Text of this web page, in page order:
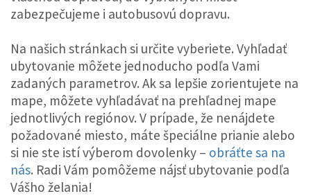
zabezpečujeme i autobusovú dopravu.
Na našich stránkach si určite vyberiete. Vyhľadať
ubytovanie môžete jednoducho podľa Vami
zadaných parametrov. Ak sa lepšie zorientujete na
mape, môžete vyhľadávať na prehľadnej mape
jednotlivých regiónov. V prípade, že nenájdete
požadované miesto, máte špeciálne prianie alebo
si nie ste istí výberom dovolenky – obráťte sa na
nás. Radi Vám pomôžeme nájsť ubytovanie podľa
Vášho želania!